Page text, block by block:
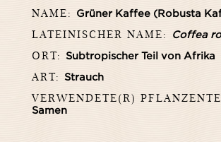
NAME: Grüner Kaffee (Robusta
LATEINISCHER NAME: Coffea
ORT: Subtropischer Teil von Afrika
ART: Strauch
VERWENDETE(R)
Samen